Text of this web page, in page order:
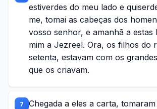
estiverdes do meu lado e
me, tomai as cabeças dos
vosso senhor, e amanhã a estas
mim a Jezreel. Ora, os filhos do
setenta, estavam com os
que os criavam.
7
Chegada a eles a carta,